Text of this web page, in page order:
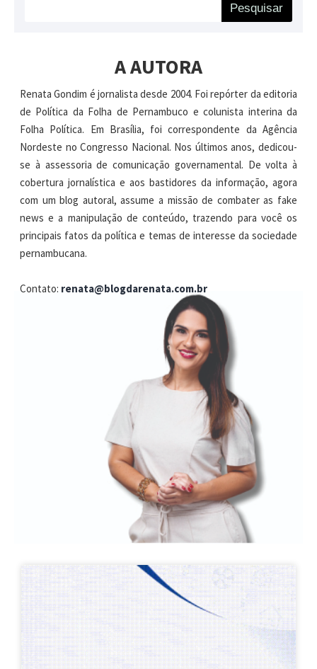
Pesquisar
A AUTORA
Renata Gondim é jornalista desde 2004. Foi repórter da editoria
de Política da Folha de Pernambuco e colunista interina da
Folha Política. Em Brasília, foi correspondente da Agência
Nordeste no Congresso Nacional. Nos últimos anos, dedicou-
se à assessoria de comunicação governamental. De volta à
cobertura jornalística e aos bastidores da informação, agora
com um blog autoral, assume a missão de combater as fake
news e a manipulação de conteúdo, trazendo para você os
principais fatos da política e temas de interesse da sociedade
pernambucana.
Contato: renata@blogdarenata.com.br